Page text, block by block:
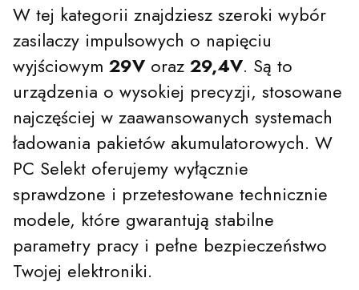
W tej kategorii znajdziesz szeroki wybór
zasilaczy impulsowych o napięciu
wyjściowym 29V oraz 29,4V. Są to
urządzenia o wysokiej precyzji, stosowane
najczęściej w zaawansowanych systemach
ładowania pakietów akumulatorowych. W
PC Selekt oferujemy wyłącznie
sprawdzone i przetestowane technicznie
modele, które gwarantują stabilne
parametry pracy i pełne bezpieczeństwo
Twojej elektroniki.